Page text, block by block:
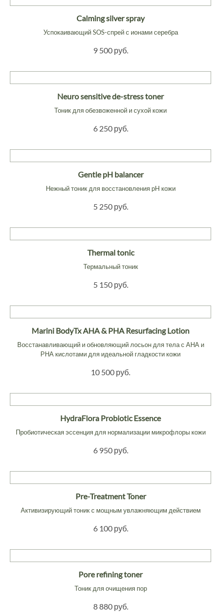
Calming silver spray
Успокаивающий SOS-спрей с ионами серебра
9 500 руб.
Neuro sensitive de-stress toner
Тоник для обезвоженной и сухой кожи
6 250 руб.
Gentle pH balancer
Нежный тоник для восстановления pH кожи
5 250 руб.
Thermal tonic
Термальный тоник
5 150 руб.
Marini BodyTx AHA & PHA Resurfacing Lotion
Восстанавливающий и обновляющий лосьон для тела с АНА и
РНА кислотами для идеальной гладкости кожи
10 500 руб.
HydraFlora Probiotic Essence
Пробиотическая эссенция для нормализации микрофлоры кожи
6 950 руб.
Pre-Treatment Toner
Активизирующий тоник с мощным увлажняющим действием
6 100 руб.
Pore refining toner
Тоник для очищения пор
8 880 руб.